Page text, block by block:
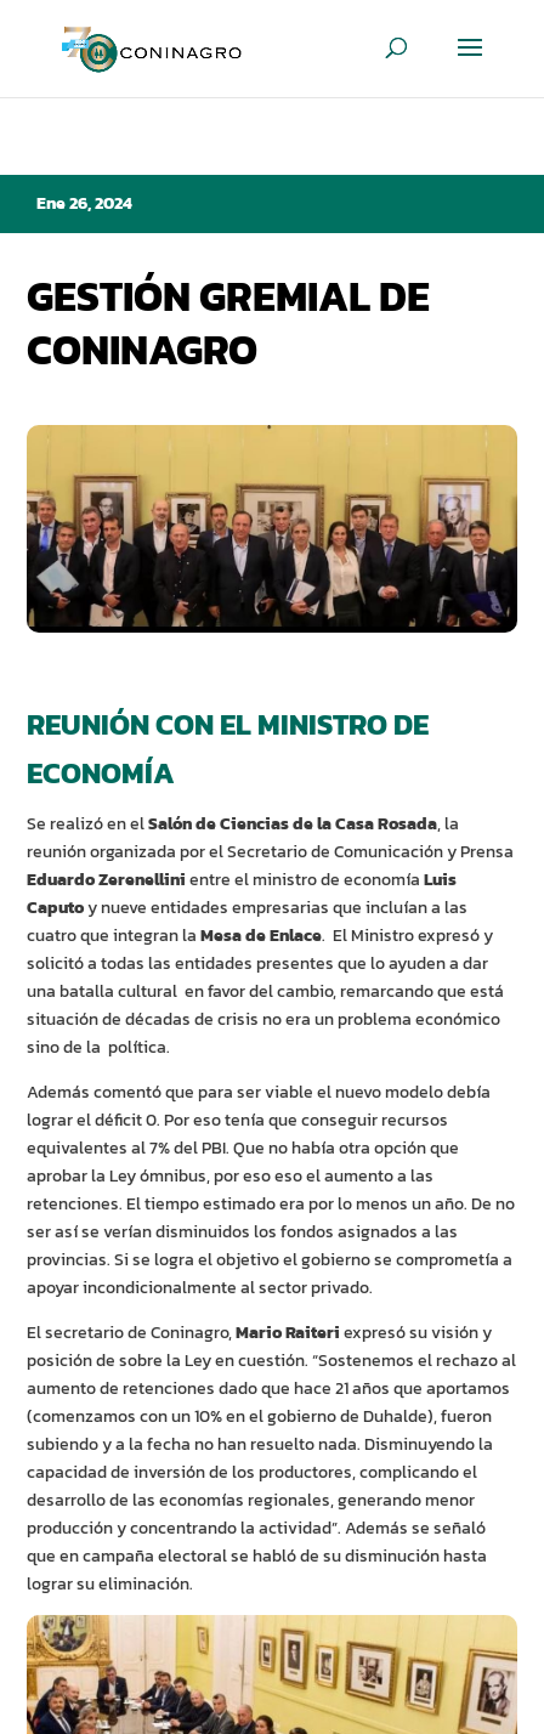
Ene 26, 2024
GESTIÓN GREMIAL DE
CONINAGRO
REUNIÓN CON EL MINISTRO DE
ECONOMÍA
Se realizó en elSalón de Ciencias de la Casa Rosada, la
reunión organizada por el Secretario de Comunicación y Prensa
Eduardo Zerenellinientre el ministro de economíaLuis
Caputoy nueve entidades empresarias que incluían a las
cuatro que integran laMesa de Enlace. El Ministro expresó y
solicitó a todas las entidades presentes que lo ayuden a dar
una batalla cultural en favor del cambio, remarcando que está
situación de décadas de crisis no era un problema económico
sino de la política.
Además comentó que para ser viable el nuevo modelo debía
lograr el déficit 0. Por eso tenía que conseguir recursos
equivalentes al 7% del PBI. Que no había otra opción que
aprobar la Ley ómnibus, por eso eso el aumento a las
retenciones. El tiempo estimado era por lo menos un año. De no
ser así se verían disminuidos los fondos asignados a las
provincias. Si se logra el objetivo el gobierno se comprometía a
apoyar incondicionalmente al sector privado.
El secretario de Coninagro,Mario Raiteriexpresó su visión y
posición de sobre la Ley en cuestión. “Sostenemos el rechazo al
aumento de retenciones dado que hace 21 años que aportamos
(comenzamos con un 10% en el gobierno de Duhalde), fueron
subiendo y a la fecha no han resuelto nada. Disminuyendo la
capacidad de inversión de los productores, complicando el
desarrollo de las economías regionales, generando menor
producción y concentrando la actividad”. Además se señaló
que en campaña electoral se habló de su disminución hasta
lograr su eliminación.